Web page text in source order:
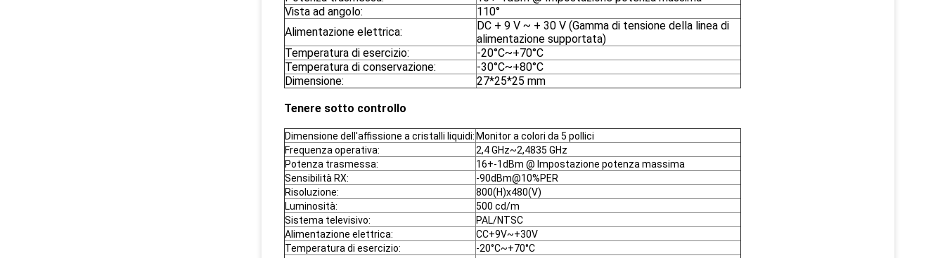
Vista ad angolo:
110°
Alimentazione elettrica:
DC + 9 V ~ + 30 V (Gamma di tensione della linea di
alimentazione supportata)
Temperatura di esercizio:
-20°C~+70°C
Temperatura di conservazione:
-30°C~+80°C
Dimensione:
27*25*25 mm
Tenere sotto controllo
Dimensione dell'affissione a cristalli liquidi: Monitor a colori da 5 pollici
Frequenza operativa:
2,4 GHz~2,4835 GHz
Potenza trasmessa:
16+-1dBm @ Impostazione potenza massima
Sensibilità RX:
-90dBm@10%PER
Risoluzione:
800(H)x480(V)
Luminosità:
500 cd/m
Sistema televisivo:
PAL/NTSC
Alimentazione elettrica:
CC+9V~+30V
Temperatura di esercizio:
-20°C~+70°C